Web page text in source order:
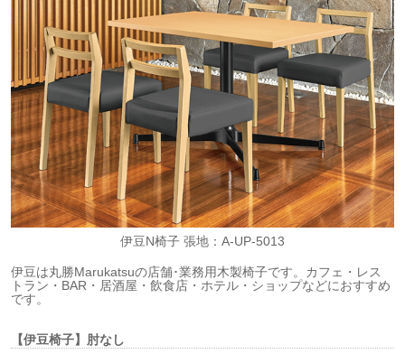
伊豆N椅子 張地：A-UP-5013
伊豆は丸勝Marukatsuの店舗･業務用木製椅子です。カフェ・レス
トラン・BAR・居酒屋・飲食店・ホテル・ショップなどにおすすめ
です。
【伊豆椅子】肘なし